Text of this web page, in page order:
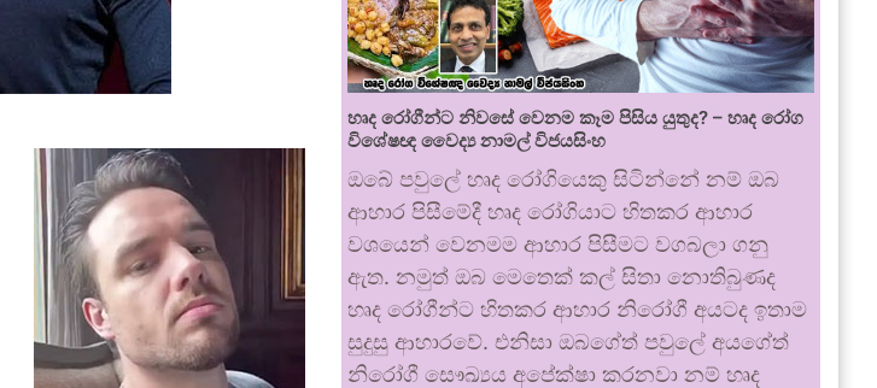
හෘද රෝගීන්ට නිවසේ වෙනම කෑම පිසිය යුතුද? – හෘද රෝග
විශේෂඥ වෛද්‍ය නාමල් විජයසිංහ
ඔබේ පවුලේ හෘද රෝගියෙකු සිටින්නේ නම් ඔබ
ආහාර පිසීමේදී හෘද රෝගියාට හිතකර ආහාර
වශයෙන් වෙනමම ආහාර පිසීමට වගබලා ගනු
ඇත. නමුත් ඔබ මෙතෙක් කල් සිතා නොතිබුණද
හෘද රෝගීන්ට හිතකර ආහාර නිරෝගී අයටද ඉතාම
සුදුසු ආහාරවේ. එනිසා ඔබගේත් පවුලේ අයගේත්
නිරෝගී සෞඛ්‍යය අපේක්ෂා කරනවා නම් හෘද